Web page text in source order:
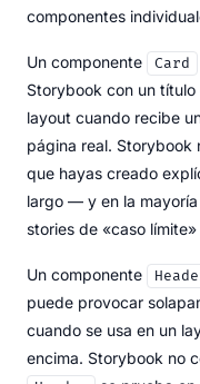
componentes
Un componente Card
Storybook con un
layout cuando recibe
página real. Storybook
que hayas creado
largo — y en la
stories de «caso
Un componente
puede provocar
cuando se usa en un
encima. Storybook no